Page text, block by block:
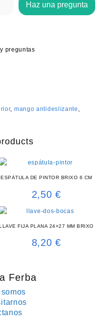
Haz una pregunta
preguntas
, mango antideslizante ,
ESPÁTULA DE PINTOR BRIXO 6 CM
2,50€
FIJA PLANA 24×27 MM BRIXO
8,20€
Ferba